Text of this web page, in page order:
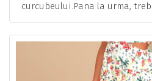
curcubeului.Pana la urma,